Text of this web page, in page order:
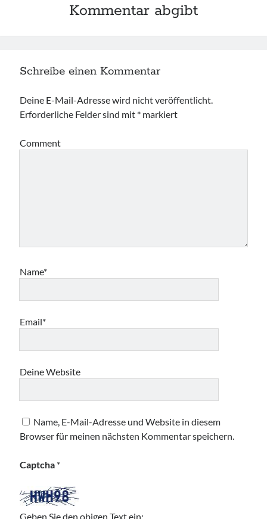
Kommentar abgibt
Schreibe einen Kommentar
Deine E-Mail-Adresse wird nicht veröffentlicht.
Erforderliche Felder sind mit * markiert
Comment
Name*
Email*
Deine Website
Name, E-Mail-Adresse und Website in diesem
Browser für meinen nächsten Kommentar speichern.
Captcha *
Geben Sie den obigen Text ein: